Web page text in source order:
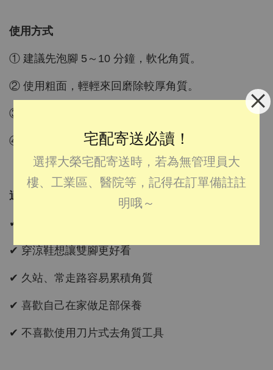
宅配寄送必讀！
選擇大榮宅配寄送時，若為無管理員大
樓、工業區、醫院等，記得在訂單備註註
明哦～
使用方式
① 建議先泡腳 5～10 分鐘，軟化角質。
② 使用粗面，輕輕來回磨除較厚角質。
③ 再使用細面修整表面，讓腳跟更細緻。
④ 清洗乾淨後，搭配足霜或乳液保養，效果更佳。
適合這些人
✔ 腳跟容易乾裂、粗糙
✔ 穿涼鞋想讓雙腳更好看
✔ 久站、常走路容易累積角質
✔ 喜歡自己在家做足部保養
✔ 不喜歡使用刀片式去角質工具